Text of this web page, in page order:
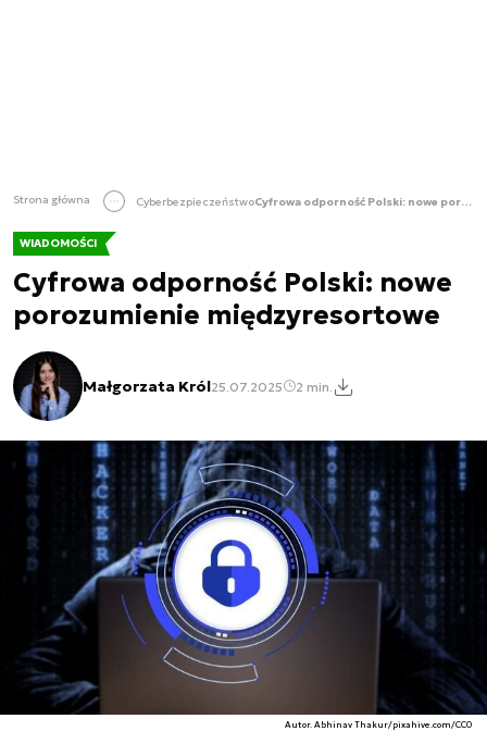
Strona główna Cyberbezpieczeństwo Cyfrowa odporność Polski: nowe porozumienie międzyresortowe
WIADOMOŚCI
Cyfrowa odporność Polski: nowe
porozumienie międzyresortowe
Małgorzata Król25.07.2025 2 min.
Autor. Abhinav Thakur/pixahive.com/CC0